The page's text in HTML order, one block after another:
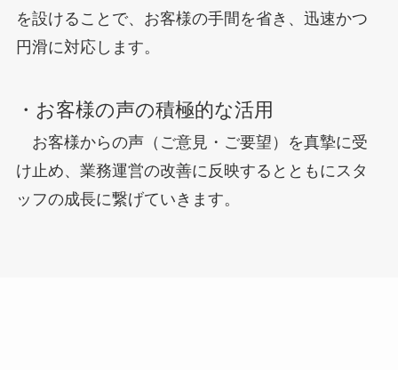
を設けることで、お客様の手間を省き、迅速かつ
円滑に対応します。
・お客様の声の積極的な活用
お客様からの声（ご意見・ご要望）を真摯に受
け止め、業務運営の改善に反映するとともにスタ
ッフの成長に繋げていきます。